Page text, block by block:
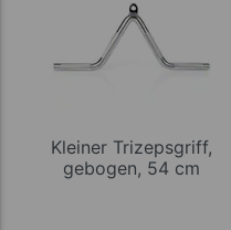
Kleiner Trizepsgriff,
gebogen, 54 cm